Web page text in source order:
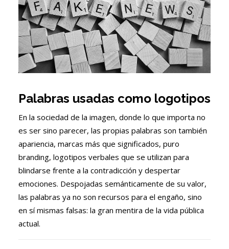
Palabras usadas como logotipos
En la sociedad de la imagen, donde lo que importa no
es ser sino parecer, las propias palabras son también
apariencia, marcas más que significados, puro
branding, logotipos verbales que se utilizan para
blindarse frente a la contradicción y despertar
emociones. Despojadas semánticamente de su valor,
las palabras ya no son recursos para el engaño, sino
en sí mismas falsas: la gran mentira de la vida pública
actual.